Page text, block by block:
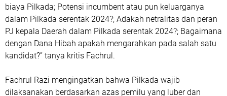
biaya Pilkada; Potensi incumbent atau pun keluarganya
dalam Pilkada serentak 2024?; Adakah netralitas dan peran
PJ kepala Daerah dalam Pilkada serentak 2024?; Bagaimana
dengan Dana Hibah apakah mengarahkan pada salah satu
kandidat?” tanya kritis Fachrul.
Fachrul Razi mengingatkan bahwa Pilkada wajib
dilaksanakan berdasarkan azas pemilu yang luber dan